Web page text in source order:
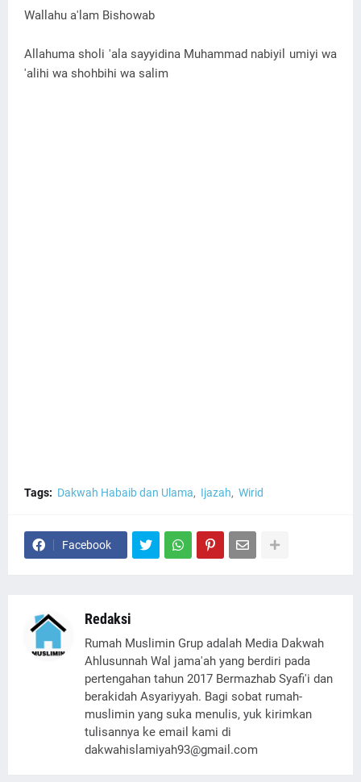
Wallahu a'lam Bishowab
Allahuma sholi 'ala sayyidina Muhammad nabiyil umiyi wa
'alihi wa shohbihi wa salim
Tags: Dakwah Habaib dan Ulama Ijazah Wirid
Facebook
Redaksi
Rumah Muslimin Grup adalah Media Dakwah
Ahlusunnah Wal jama'ah yang berdiri pada
pertengahan tahun 2017 Bermazhab Syafi'i dan
berakidah Asyariyyah. Bagi sobat rumah-
muslimin yang suka menulis, yuk kirimkan
tulisannya ke email kami di
dakwahislamiyah93@gmail.com